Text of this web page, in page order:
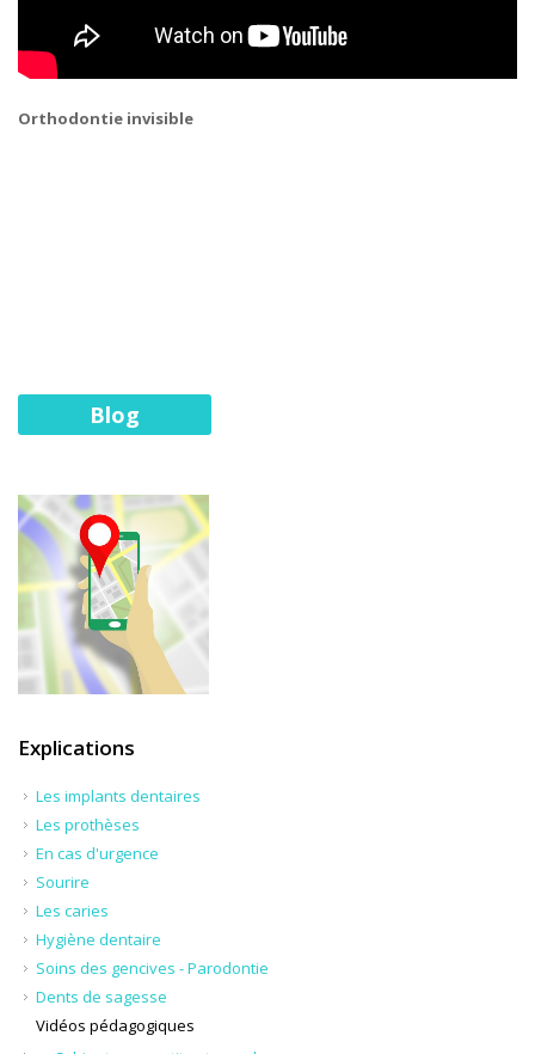
Orthodontie invisible
Blog
Explications
Les implants dentaires
Les prothèses
En cas d'urgence
Sourire
Les caries
Hygiène dentaire
Soins des gencives - Parodontie
Dents de sagesse
Vidéos pédagogiques